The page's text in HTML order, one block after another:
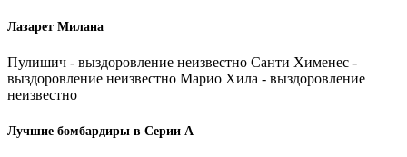
Лазарет Милана
Пулишич - выздоровление неизвестно Санти Хименес -
выздоровление неизвестно Марио Хила - выздоровление
неизвестно
Лучшие бомбардиры в Серии А